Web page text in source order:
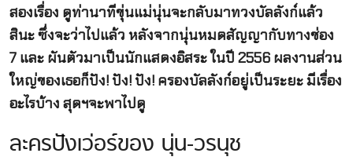
สองเรื่อง ดูท่านาทีขุ่นแม่นุ่นจะกลับมาทวงบัลลังก์แล้ว
สินะ ซึ่งจะว่าไปแล้ว หลังจากนุ่นหมดสัญญากับทางช่อง
7 และ ผันตัวมาเป็นนักแสดงอิสระ ในปี 2556 ผลงานส่วน
ใหญ่ของเธอก็ปัง! ปัง! ปัง! ครองบัลลังก์อยู่เป็นระยะ มีเรื่อง
อะไรบ้าง สุดฯจะพาไปดู
ละครปังเว่อร์ของ นุ่น-วรนุช